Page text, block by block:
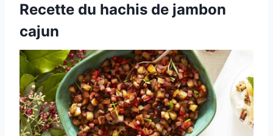
Recette du hachis de jambon
cajun